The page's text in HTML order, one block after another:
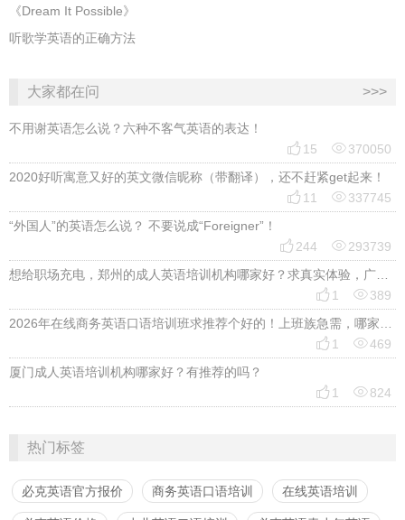
《Dream It Possible》
听歌学英语的正确方法
大家都在问 >>>
不用谢英语怎么说？六种不客气英语的表达！
 15 370050
2020好听寓意又好的英文微信昵称（带翻译），还不赶紧get起来！
 11 337745
“外国人”的英语怎么说？ 不要说成“Foreigner”！
 244 293739
想给职场充电，郑州的成人英语培训机构哪家好？求真实体验，广告勿扰，感谢！
 1 389
2026年在线商务英语口语培训班求推荐个好的！上班族急需，哪家好？
 1 469
厦门成人英语培训机构哪家好？有推荐的吗？
 1 824
热门标签
必克英语官方报价 商务英语口语培训 在线英语培训